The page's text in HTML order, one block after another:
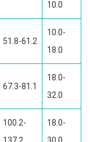
10.0
51.8-61.2
10.0-
18.0
67.3-81.1
18.0-
32.0
100.2-
18.0-